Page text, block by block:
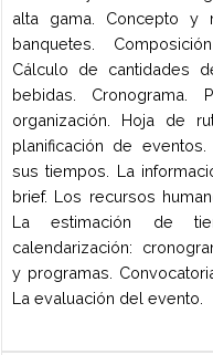
concepto,
finalidad de los
aplicación de las
métodos de cocción,
materia prima :
conejo, pescados
planos, mariscos.
COCINA MODERNA
Métodos de
preparación y